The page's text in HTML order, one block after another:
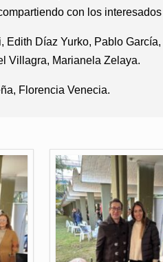
con los
Edith Díaz Yurko, Pablo
Villagra, Marianela Zelaya.
Florencia Venecia.